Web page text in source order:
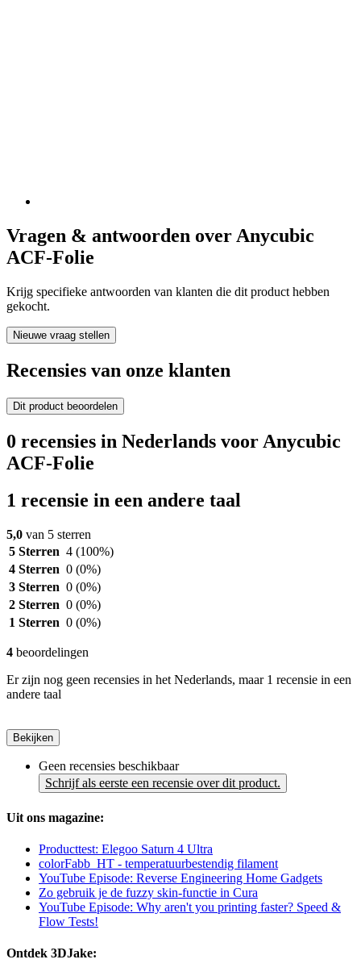
Vragen & antwoorden over Anycubic
ACF-Folie
Krijg specifieke antwoorden van klanten die dit product hebben
gekocht.
Nieuwe vraag stellen
Recensies van onze klanten
Dit product beoordelen
0 recensies in Nederlands voor Anycubic
ACF-Folie
1 recensie in een andere taal
5,0 van 5 sterren
5 Sterren 4 (100%)
4 Sterren 0 (0%)
3 Sterren 0 (0%)
2 Sterren 0 (0%)
1 Sterren 0 (0%)
4 beoordelingen
Er zijn nog geen recensies in het Nederlands, maar 1 recensie in een
andere taal
Bekijken
Geen recensies beschikbaar
Schrijf als eerste een recensie over dit product.
Uit ons magazine:
Producttest: Elegoo Saturn 4 Ultra
colorFabb_HT - temperatuurbestendig filament
YouTube Episode: Reverse Engineering Home Gadgets
Zo gebruik je de fuzzy skin-functie in Cura
YouTube Episode: Why aren't you printing faster? Speed &
Flow Tests!
Ontdek 3DJake: